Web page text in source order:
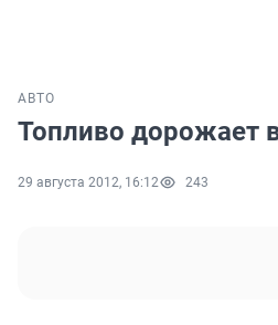
АВТО
Топливо дорожает
29 августа 2012, 16:12 243